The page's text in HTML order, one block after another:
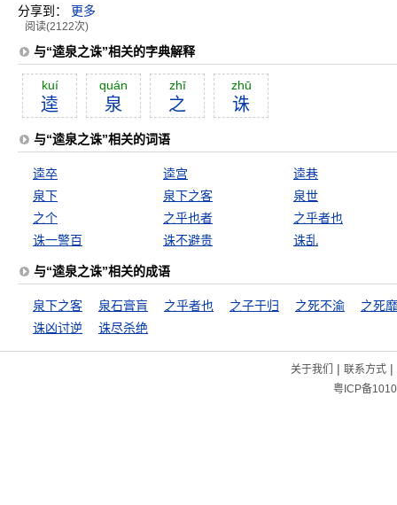
分享到： 更多
阅读(2122次)
与“逵泉之诛”相关的字典解释
kuí
逵
quán
泉
zhī
之
zhū
诛
与“逵泉之诛”相关的词语
逵卒 逵宫
逵巷
泉下
泉下之客
泉世
之个
之乎也者
之乎者也
诛一警百
诛不避贵 诛乱
与“逵泉之诛”相关的成语
泉下之客 泉石膏肓 之乎者也 之子于归 之死不渝
之死
诛凶讨逆
诛尽杀绝
关于我们 | 联系方式|
粤ICP备